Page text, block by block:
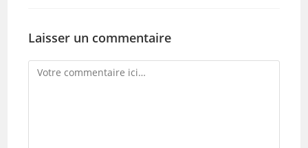
Laisser un commentaire
Comment